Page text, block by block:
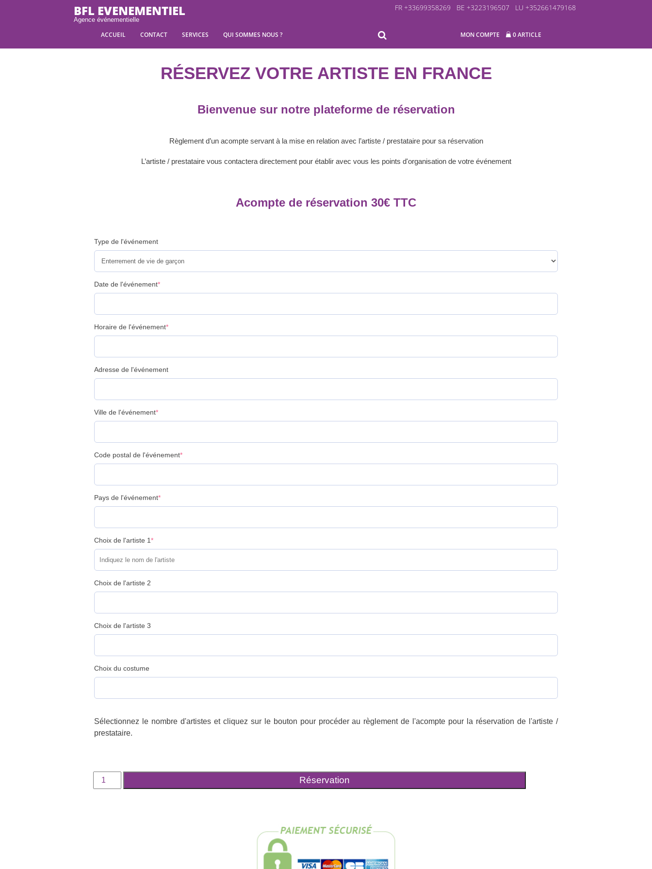
BFL EVENEMENTIEL
Agence événementielle
FR +33699358269 BE +3223196507 LU +352661479168
ACCUEIL CONTACT SERVICES QUI SOMMES NOUS ? MON COMPTE 0 ARTICLE
RÉSERVEZ VOTRE ARTISTE EN FRANCE
Bienvenue sur notre plateforme de réservation
Règlement d’un acompte servant à la mise en relation avec l’artiste / prestataire pour sa réservation
L’artiste / prestataire vous contactera directement pour établir avec vous les points d'organisation de votre événement
Acompte de réservation 30€ TTC
Type de l'événement
Date de l'événement*
Horaire de l'événement*
Adresse de l'événement
Ville de l'événement*
Code postal de l'événement*
Pays de l'événement*
Choix de l'artiste 1*
Choix de l'artiste 2
Choix de l'artiste 3
Choix du costume
Sélectionnez le nombre d'artistes et cliquez sur le bouton pour procéder au règlement de l'acompte pour la réservation de l'artiste /
prestataire.
quantité
Réservation